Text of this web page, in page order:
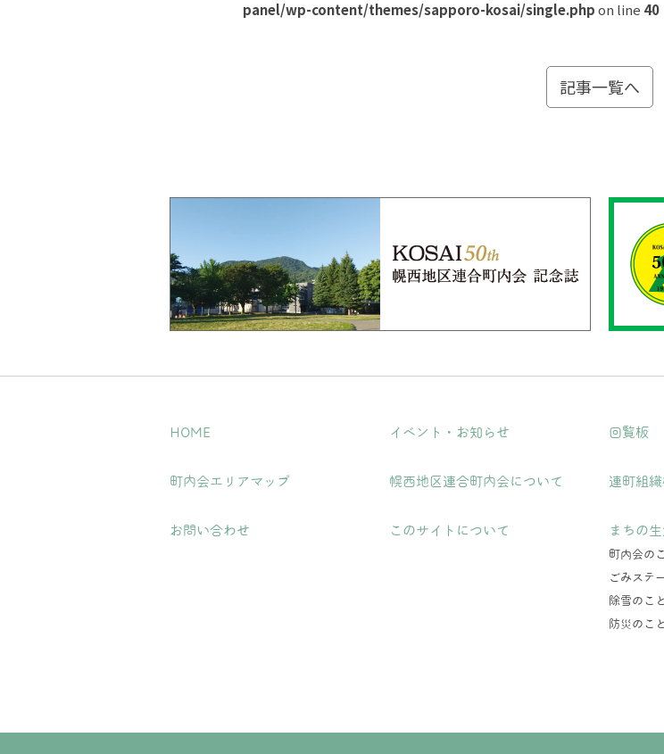
panel/wp-content/themes/sapporo-kosai/single.phpon line 40
記事一覧へ
HOME イベント・お知らせ 回覧板
町内会エリアマップ 幌西地区連合町内会について 連町組
お問い合わせ このサイトについて まちの
町内会の
ごみステ
除雪のこと
防災のこと